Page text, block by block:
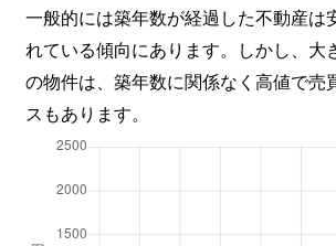
一般的には築年数が経過した不動産は
れている傾向にあります。しかし、大
の物件は、築年数に関係なく高値で売
スもあります。